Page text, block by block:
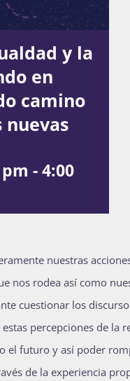
y la
en
camino
nuevas
-4:00
nuestras
nos rodea así como
cuestionar los
percepciones de la
el futuro y así poder
de la experiencia